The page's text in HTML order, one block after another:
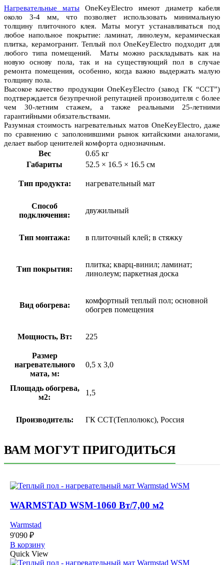
Нагревательные маты OneKeyElectro имеют диаметр кабеля
около 3-4 мм, что позволяет использовать минимальную
толщину плиточного клея. Маты могут устанавливаться под
любое напольное покрытие: ламинат, линолеум, керамическая
плитка, керамогранит. Теплый пол OneKeyElectro подходит для
любого типа помещений. Маты можно раскладывать как на
новую основу пола, так и на существующий пол в случае
ремонта помещения, особенно, когда важно выдержать малую
толщину пола.
Высокое качество продукции OneKeyElectro (завод ГК “ССТ”)
подтверждается безупречной репутацией производителя с более
чем 30-летним стажем, а также реальными 25-летними
гарантийными обязательствами.
Разумная стоимость нагревательных матов OneKeyElectro, даже
по сравнению с заполонившими рынок китайскими аналогами,
делает выбор ценителей комфорта однозначным.
Вес
0.65 кг
Габариты
52.5 × 16.5 × 16.5 см
Тип продукта: нагревательный мат
Способ
подключения:
двужильный
Тип монтажа: в плиточный клей; в стяжку
Тип покрытия:
плитка; кварц-винил; ламинат;
линолеум; паркетная доска
Вид обогрева:
комфортный теплый пол; основной
обогрев помещения
Мощность, Вт: 225
Размер
нагревательного
мата, м:
0,5 х 3,0
Площадь обогрева,
м2:
1,5
Производитель: ГК ССТ(Теплолюкс), Россия
ВАМ МОГУТ ПРИГОДИТЬСЯ
WARMSTAD WSM-1060 Вт/7,00 м2
Warmstad
9'090 ₽
В корзину
Quick View